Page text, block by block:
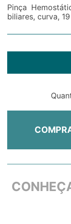
Pinça
biliares, curva,